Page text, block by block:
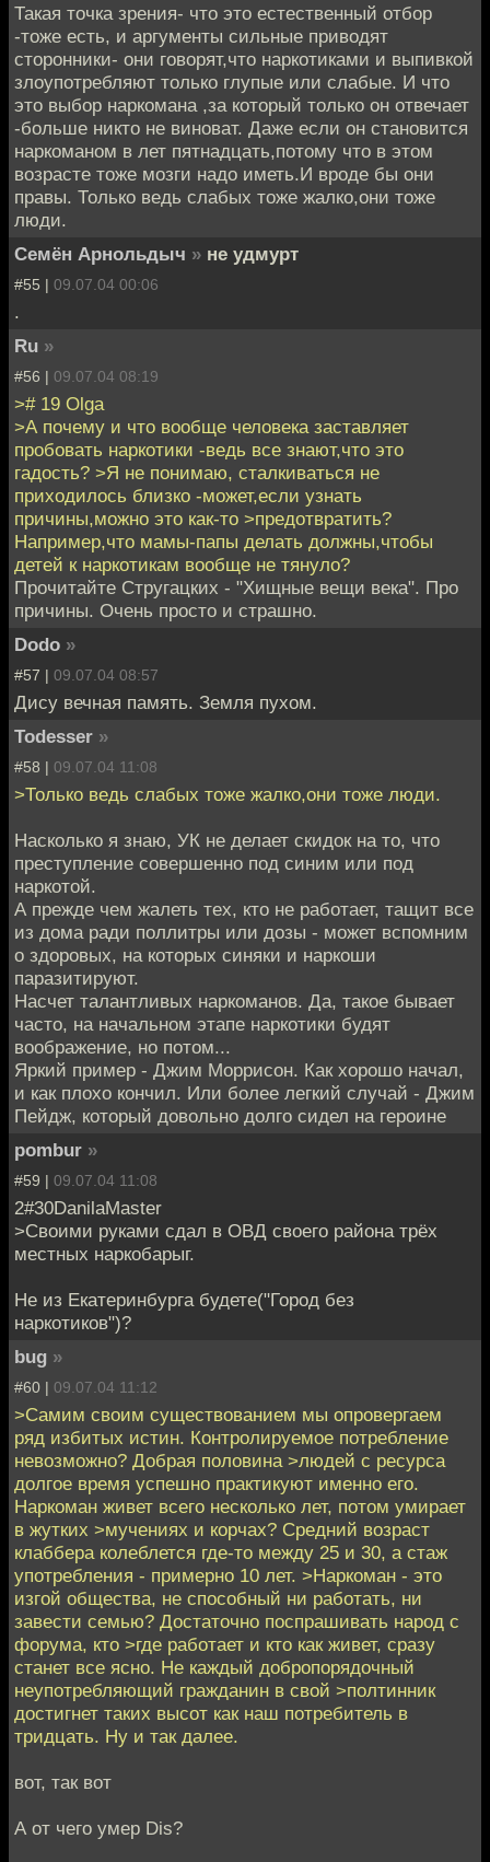
Такая точка зрения- что это естественный отбор
-тоже есть, и аргументы сильные приводят
сторонники- они говорят,что наркотиками и выпивкой
злоупотребляют только глупые или слабые. И что
это выбор наркомана ,за который только он отвечает
-больше никто не виноват. Даже если он становится
наркоманом в лет пятнадцать,потому что в этом
возрасте тоже мозги надо иметь.И вроде бы они
правы. Только ведь слабых тоже жалко,они тоже
люди.
Семён Арнольдыч » не удмурт
#55 | 09.07.04 00:06
.
Ru »
#56 | 09.07.04 08:19
># 19 Olga
>А почему и что вообще человека заставляет
пробовать наркотики -ведь все знают,что это
гадость? >Я не понимаю, сталкиваться не
приходилось близко -может,если узнать
причины,можно это как-то >предотвратить?
Например,что мамы-папы делать должны,чтобы
детей к наркотикам вообще не тянуло?
Прочитайте Стругацких - "Хищные вещи века". Про
причины. Очень просто и страшно.
Dodo »
#57 | 09.07.04 08:57
Дису вечная память. Земля пухом.
Todesser »
#58 | 09.07.04 11:08
>Только ведь слабых тоже жалко,они тоже люди.
Насколько я знаю, УК не делает скидок на то, что
преступление совершенно под синим или под
наркотой.
А прежде чем жалеть тех, кто не работает, тащит все
из дома ради поллитры или дозы - может вспомним
о здоровых, на которых синяки и наркоши
паразитируют.
Насчет талантливых наркоманов. Да, такое бывает
часто, на начальном этапе наркотики будят
воображение, но потом...
Яркий пример - Джим Моррисон. Как хорошо начал,
и как плохо кончил. Или более легкий случай - Джим
Пейдж, который довольно долго сидел на героине
pombur »
#59 | 09.07.04 11:08
2#30DanilaMaster
>Своими руками сдал в ОВД своего района трёх
местных наркобарыг.
Не из Екатеринбурга будете("Город без
наркотиков")?
bug »
#60 | 09.07.04 11:12
>Самим своим существованием мы опровергаем
ряд избитых истин. Контролируемое потребление
невозможно? Добрая половина >людей с ресурса
долгое время успешно практикуют именно его.
Наркоман живет всего несколько лет, потом умирает
в жутких >мучениях и корчах? Средний возраст
клаббера колеблется где-то между 25 и 30, а стаж
употребления - примерно 10 лет. >Наркоман - это
изгой общества, не способный ни работать, ни
завести семью? Достаточно поспрашивать народ с
форума, кто >где работает и кто как живет, сразу
станет все ясно. Не каждый добропорядочный
неупотребляющий гражданин в свой >полтинник
достигнет таких высот как наш потребитель в
тридцать. Ну и так далее.
вот, так вот
А от чего умер Dis?